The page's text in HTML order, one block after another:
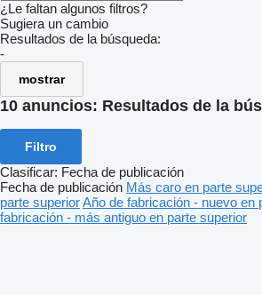
¿Le faltan algunos filtros?
Sugiera un cambio
Resultados de la búsqueda:
-
mostrar
10 anuncios: Resultados de la
Filtro
Clasificar: Fecha de publicación
Fecha de publicación Más caro en parte
parte superiorAño de fabricación - nuevo en
fabricación - más antiguo en parte superior